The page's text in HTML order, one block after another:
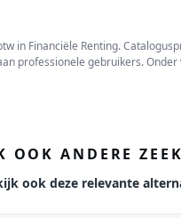
in Financiële Renting.
professionele gebruikers.
OOK ANDERE
ook deze relevante